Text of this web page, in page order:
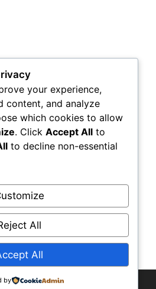
your experience,
content, and analyze
which cookies to allow
. Click Accept All to
to decline non-essential
All
All
by